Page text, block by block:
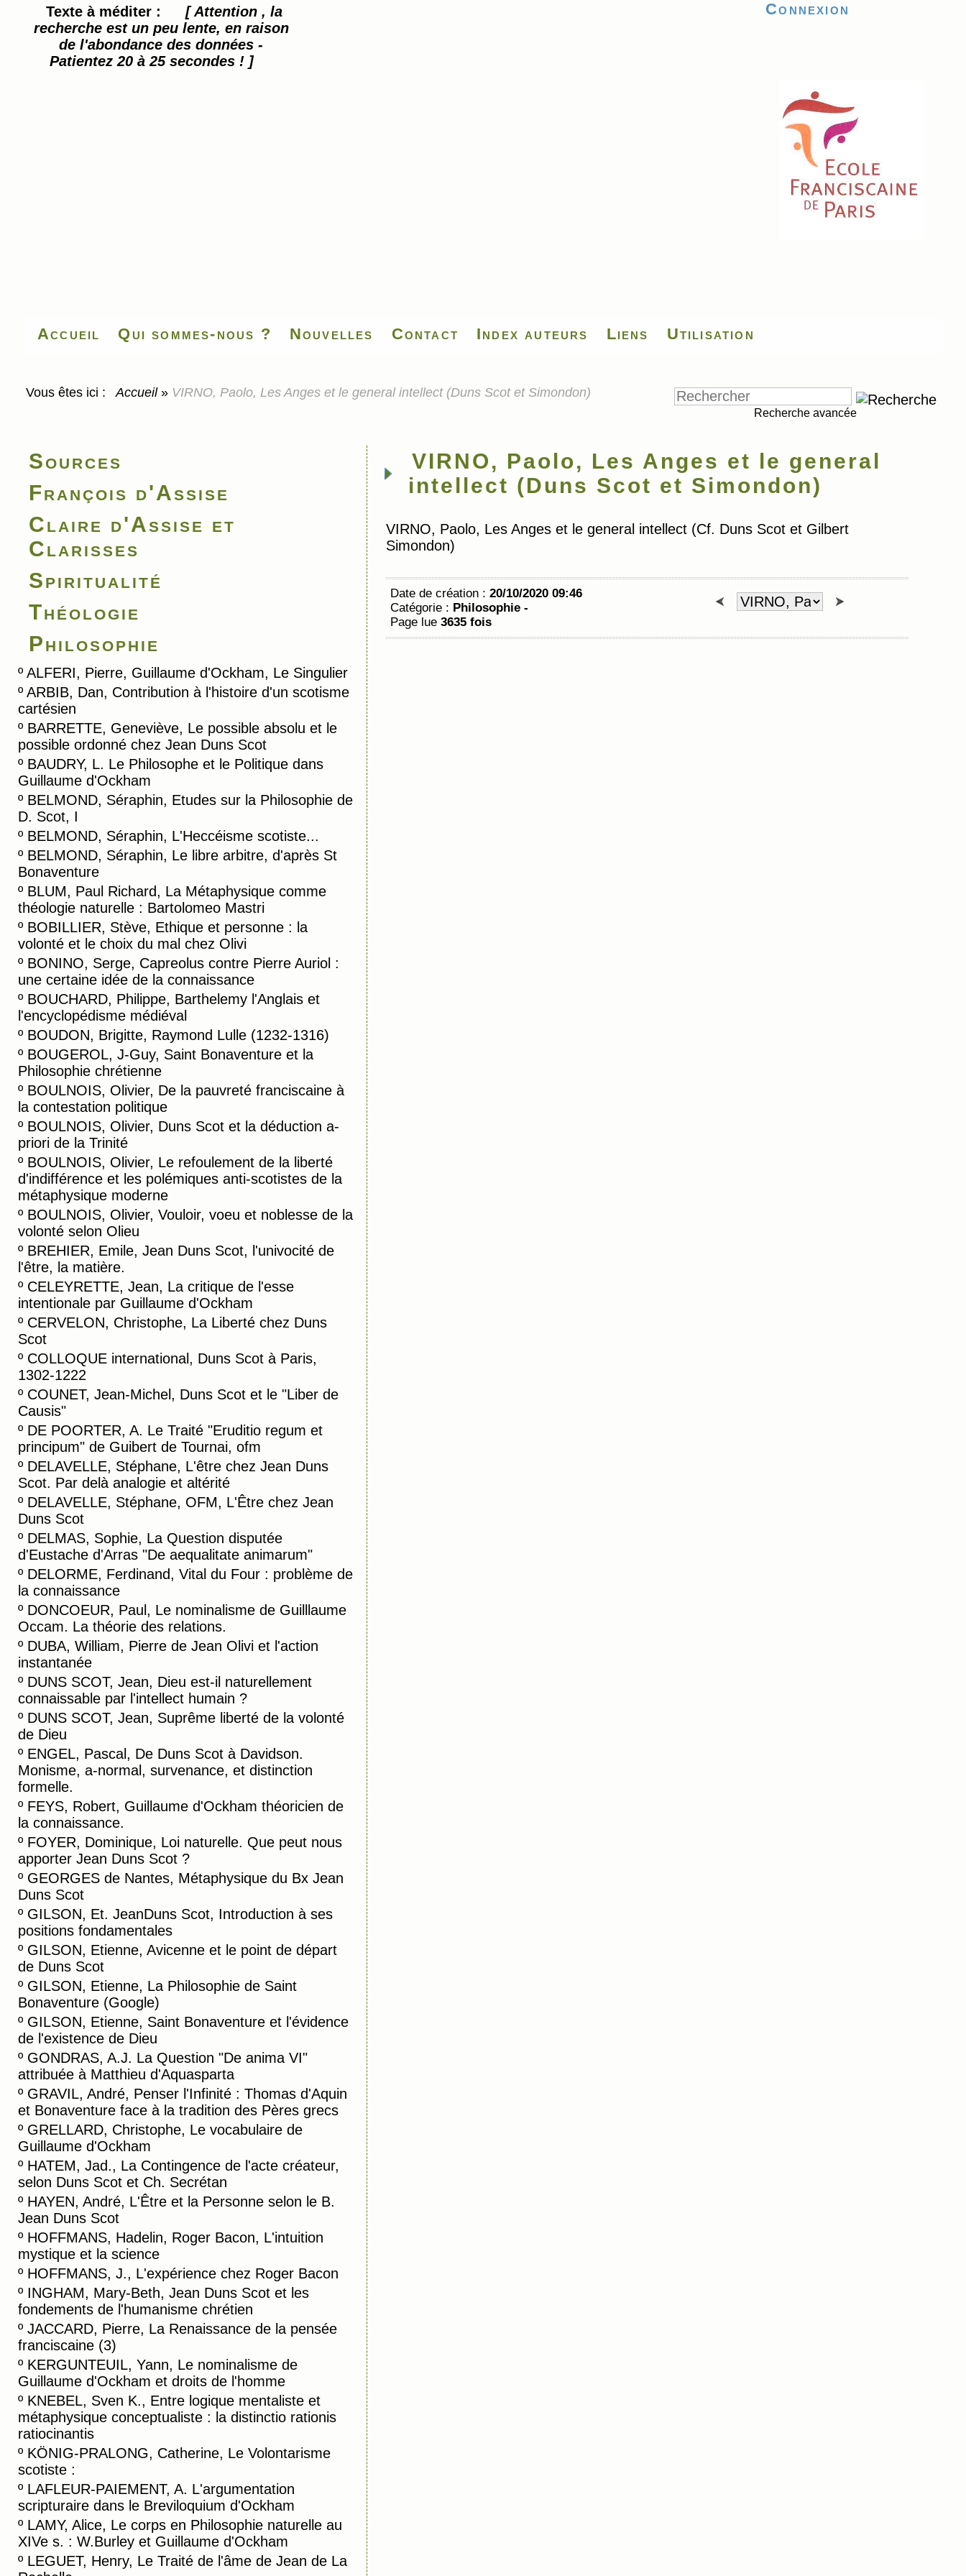
Texte à méditer :
[ Attention , la
recherche est un peu lente, en raison
de l'abondance des données -
Patientez 20 à 25 secondes ! ]
Accueil
Connexion
Qui sommes-nous ? Nouvelles Contact Index auteurs Liens Utilisation
Vous êtes ici : Accueil » VIRNO, Paolo, Les Anges et le general intellect (Duns Scot et Simondon)
Recherche avancée
Sources
François d'Assise
Claire d'Assise et
Clarisses
Spiritualité
Théologie
Philosophie
º ALFERI, Pierre, Guillaume d'Ockham, Le Singulier
º ARBIB, Dan, Contribution à l'histoire d'un scotisme
cartésien
º BARRETTE, Geneviève, Le possible absolu et le
possible ordonné chez Jean Duns Scot
º BAUDRY, L. Le Philosophe et le Politique dans
Guillaume d'Ockham
º BELMOND, Séraphin, Etudes sur la Philosophie de
D. Scot, I
º BELMOND, Séraphin, L'Heccéisme scotiste...
º BELMOND, Séraphin, Le libre arbitre, d'après St
Bonaventure
º BLUM, Paul Richard, La Métaphysique comme
théologie naturelle : Bartolomeo Mastri
º BOBILLIER, Stève, Ethique et personne : la
volonté et le choix du mal chez Olivi
º BONINO, Serge, Capreolus contre Pierre Auriol :
une certaine idée de la connaissance
º BOUCHARD, Philippe, Barthelemy l'Anglais et
l'encyclopédisme médiéval
º BOUDON, Brigitte, Raymond Lulle (1232-1316)
º BOUGEROL, J-Guy, Saint Bonaventure et la
Philosophie chrétienne
º BOULNOIS, Olivier, De la pauvreté franciscaine à
la contestation politique
º BOULNOIS, Olivier, Duns Scot et la déduction a-
priori de la Trinité
º BOULNOIS, Olivier, Le refoulement de la liberté
d'indifférence et les polémiques anti-scotistes de la
métaphysique moderne
º BOULNOIS, Olivier, Vouloir, voeu et noblesse de la
volonté selon Olieu
º BREHIER, Emile, Jean Duns Scot, l'univocité de
l'être, la matière.
º CELEYRETTE, Jean, La critique de l'esse
intentionale par Guillaume d'Ockham
º CERVELON, Christophe, La Liberté chez Duns
Scot
º COLLOQUE international, Duns Scot à Paris,
1302-1222
º COUNET, Jean-Michel, Duns Scot et le "Liber de
Causis"
º DE POORTER, A. Le Traité "Eruditio regum et
principum" de Guibert de Tournai, ofm
º DELAVELLE, Stéphane, L'être chez Jean Duns
Scot. Par delà analogie et altérité
º DELAVELLE, Stéphane, OFM, L'Être chez Jean
Duns Scot
º DELMAS, Sophie, La Question disputée
d'Eustache d'Arras "De aequalitate animarum"
º DELORME, Ferdinand, Vital du Four : problème de
la connaissance
º DONCOEUR, Paul, Le nominalisme de Guilllaume
Occam. La théorie des relations.
º DUBA, William, Pierre de Jean Olivi et l'action
instantanée
º DUNS SCOT, Jean, Dieu est-il naturellement
connaissable par l'intellect humain ?
º DUNS SCOT, Jean, Suprême liberté de la volonté
de Dieu
º ENGEL, Pascal, De Duns Scot à Davidson.
Monisme, a-normal, survenance, et distinction
formelle.
º FEYS, Robert, Guillaume d'Ockham théoricien de
la connaissance.
º FOYER, Dominique, Loi naturelle. Que peut nous
apporter Jean Duns Scot ?
º GEORGES de Nantes, Métaphysique du Bx Jean
Duns Scot
º GILSON, Et. JeanDuns Scot, Introduction à ses
positions fondamentales
º GILSON, Etienne, Avicenne et le point de départ
de Duns Scot
º GILSON, Etienne, La Philosophie de Saint
Bonaventure (Google)
º GILSON, Etienne, Saint Bonaventure et l'évidence
de l'existence de Dieu
º GONDRAS, A.J. La Question "De anima VI"
attribuée à Matthieu d'Aquasparta
º GRAVIL, André, Penser l'Infinité : Thomas d'Aquin
et Bonaventure face à la tradition des Pères grecs
º GRELLARD, Christophe, Le vocabulaire de
Guillaume d'Ockham
º HATEM, Jad., La Contingence de l'acte créateur,
selon Duns Scot et Ch. Secrétan
º HAYEN, André, L'Être et la Personne selon le B.
Jean Duns Scot
º HOFFMANS, Hadelin, Roger Bacon, L'intuition
mystique et la science
º HOFFMANS, J., L'expérience chez Roger Bacon
º INGHAM, Mary-Beth, Jean Duns Scot et les
fondements de l'humanisme chrétien
º JACCARD, Pierre, La Renaissance de la pensée
franciscaine (3)
º KERGUNTEUIL, Yann, Le nominalisme de
Guillaume d'Ockham et droits de l'homme
º KNEBEL, Sven K., Entre logique mentaliste et
métaphysique conceptualiste : la distinctio rationis
ratiocinantis
º KÖNIG-PRALONG, Catherine, Le Volontarisme
scotiste :
º LAFLEUR-PAIEMENT, A. L'argumentation
scripturaire dans le Breviloquium d'Ockham
º LAMY, Alice, Le corps en Philosophie naturelle au
XIVe s. : W.Burley et Guillaume d'Ockham
º LEGUET, Henry, Le Traité de l'âme de Jean de La
VIRNO, Paolo, Les Anges et le general
intellect (Duns Scot et Simondon)
VIRNO, Paolo, Les Anges et le general intellect (Cf. Duns Scot et Gilbert
Simondon)
Date de création : 20/10/2020 09:46
Catégorie : Philosophie -
Page lue 3635 fois